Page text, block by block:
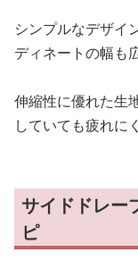
シンプルなデザイ
ディネートの幅も
伸縮性に優れた生
していても疲れに
サイドドレー
ピ